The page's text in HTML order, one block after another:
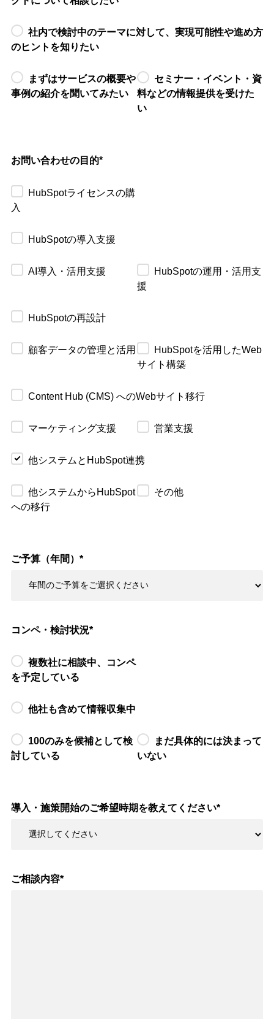
社内で検討中のテーマに対して、実現可能性や進め方
のヒントを知りたい
まずはサービスの概要や
事例の紹介を聞いてみたい
セミナー・イベント・資
料などの情報提供を受けた
い
お問い合わせの目的*
HubSpotライセンスの購
入
HubSpotの導入支援
AI導入・活用支援
HubSpotの運用・活用支
援
HubSpotの再設計
顧客データの管理と活用
HubSpotを活用したWeb
サイト構築
Content Hub (CMS) へのWebサイト移行
マーケティング支援 営業支援
他システムとHubSpot連携
他システムからHubSpot
への移行
その他
ご予算（年間） *
コンペ・検討状況*
複数社に相談中、コンペ
を予定している
他社も含めて情報収集中
100のみを候補として検
討している
まだ具体的には決まって
いない
導入・施策開始のご希望時期を教えてください*
ご相談内容*